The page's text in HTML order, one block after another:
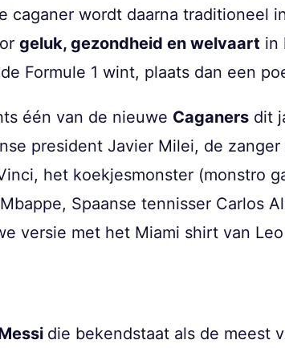
caganer wordt daarna traditioneel
geluk, gezondheid en welvaart in
Formule 1 wint, plaats dan een
één van de nieuwe Caganers dit
president Javier Milei, de
het koekjesmonster (monstro
Spaanse tennisser Carlos
versie met het Miami shirt van
die bekendstaat als de meest